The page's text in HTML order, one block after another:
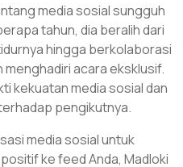
media sosial sungguh
tahun, dia beralih dari
hingga berkolaborasi
acara eksklusif.
kekuatan media sosial dan
pengikutnya.
media sosial untuk
ke feed Anda, Madloki